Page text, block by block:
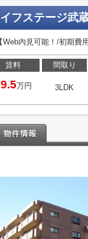
フステージ武
内見可能！/初期費
賃料
万円
間取り
3LDK